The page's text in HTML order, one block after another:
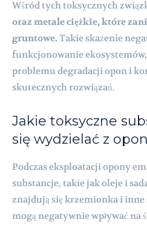
Wśród tych toksycznych
oraz metale ciężkie, które
gruntowe. Takie skażenie
funkcjonowanie ekosystemów,
problemu degradacji opon i
skutecznych rozwiązań.
Jakie toksyczne
się wydzielać z
Podczas eksploatacji opony
substancje, takie jak oleje i
znajdują się krzemionka i
mogą negatywnie wpływać na